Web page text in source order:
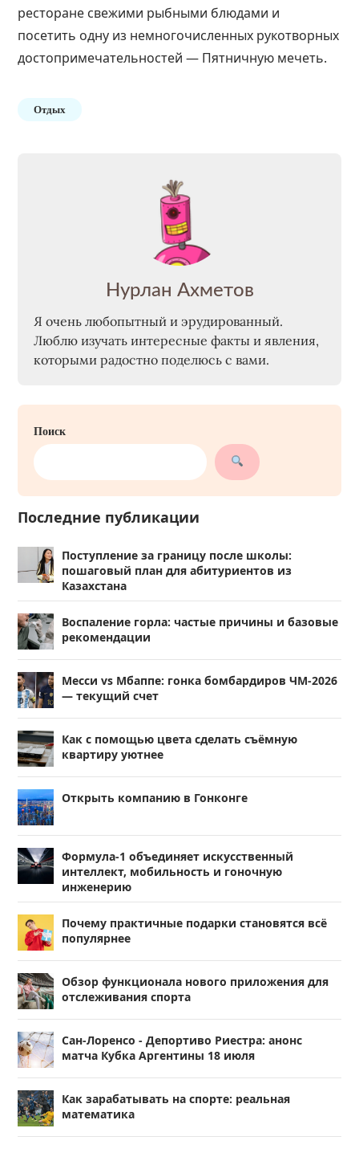
ресторане свежими рыбными блюдами и
посетить одну из немногочисленных рукотворных
достопримечательностей — Пятничную мечеть.
Отдых
Нурлан Ахметов
Я очень любопытный и эрудированный.
Люблю изучать интересные факты и явления,
которыми радостно поделюсь с вами.
Поиск
Последние публикации
Поступление за границу после школы:
пошаговый план для абитуриентов из
Казахстана
Воспаление горла: частые причины и базовые
рекомендации
Месси vs Мбаппе: гонка бомбардиров ЧМ-2026
— текущий счет
Как с помощью цвета сделать съёмную
квартиру уютнее
Открыть компанию в Гонконге
Формула-1 объединяет искусственный
интеллект, мобильность и гоночную
инженерию
Почему практичные подарки становятся всё
популярнее
Обзор функционала нового приложения для
отслеживания спорта
Сан-Лоренсо - Депортиво Риестра: анонс
матча Кубка Аргентины 18 июля
Как зарабатывать на спорте: реальная
математика